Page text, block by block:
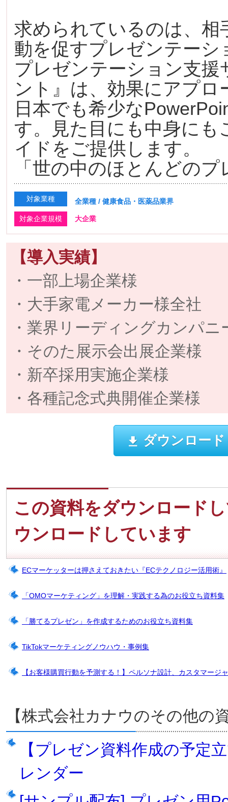
求められているのは、
動を促すプレゼンテーシ
プレゼンテーション支
ント』は、効果にアプロ
日本でも希少な
す。見た目にも中身に
イドをご提供します。
「世の中のほとんどの
対象業種 全業種 / 健康食品・医薬品業界
対象企業規模 大企業
【導入実績】
・一部上場企業様
・大手家電メーカー様全社
・業界リーディングカンパニ
・そのた展示会出展企業様
・新卒採用実施企業様
・各種記念式典開催企業様
ダウンロー
この資料をダウンロード
ウンロードしています
ECマーケッターは押さえておきたい『ECテクノロジー活用術』
「OMOマーケティング」を理解・実践する為のお役立ち資料集
「勝てるプレゼン」を作成するためのお役立ち資料集
TikTokマーケティングノウハウ・事例集
【お客様購買行動を予測する！】ペルソナ設計、カスタマージ
【株式会社カナウのその他の
【プレゼン資料作成の予定
レンダー